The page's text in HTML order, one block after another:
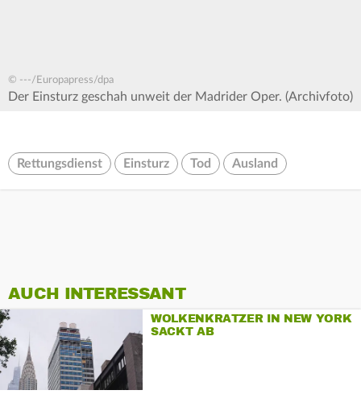
© ---/Europapress/dpa
Der Einsturz geschah unweit der Madrider Oper. (Archivfoto)
Rettungsdienst Einsturz Tod Ausland
AUCH INTERESSANT
WOLKENKRATZER IN NEW YORK
SACKT AB